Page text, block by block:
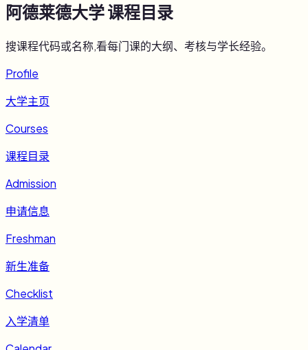
阿德莱德大学课程目录
搜课程代码或名称,看每门课的大纲、考核与学长经验。
Profile
大学主页
Courses
课程目录
Admission
申请信息
Freshman
新生准备
Checklist
入学清单